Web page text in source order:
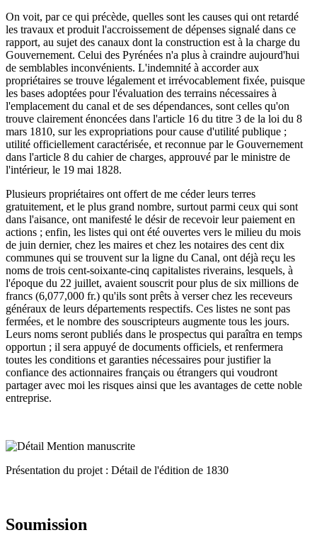
On voit, par ce qui précède, quelles sont les causes qui ont retardé
les travaux et produit l'accroissement de dépenses signalé dans ce
rapport, au sujet des canaux dont la construction est à la charge du
Gouvernement. Celui des Pyrénées n'a plus à craindre aujourd'hui
de semblables inconvénients. L'indemnité à accorder aux
propriétaires se trouve légalement et irrévocablement fixée, puisque
les bases adoptées pour l'évaluation des terrains nécessaires à
l'emplacement du canal et de ses dépendances, sont celles qu'on
trouve clairement énoncées dans l'article 16 du titre 3 de la loi du 8
mars 1810, sur les expropriations pour cause d'utilité publique ;
utilité officiellement caractérisée, et reconnue par le Gouvernement
dans l'article 8 du cahier de charges, approuvé par le ministre de
l'intérieur, le 19 mai 1828.
Plusieurs propriétaires ont offert de me céder leurs terres
gratuitement, et le plus grand nombre, surtout parmi ceux qui sont
dans l'aisance, ont manifesté le désir de recevoir leur paiement en
actions ; enfin, les listes qui ont été ouvertes vers le milieu du mois
de juin dernier, chez les maires et chez les notaires des cent dix
communes qui se trouvent sur la ligne du Canal, ont déjà reçu les
noms de trois cent-soixante-cinq capitalistes riverains, lesquels, à
l'époque du 22 juillet, avaient souscrit pour plus de six millions de
francs (6,077,000 fr.) qu'ils sont prêts à verser chez les receveurs
généraux de leurs départements respectifs. Ces listes ne sont pas
fermées, et le nombre des souscripteurs augmente tous les jours.
Leurs noms seront publiés dans le prospectus qui paraîtra en temps
opportun ; il sera appuyé de documents officiels, et renfermera
toutes les conditions et garanties nécessaires pour justifier la
confiance des actionnaires français ou étrangers qui voudront
partager avec moi les risques ainsi que les avantages de cette noble
entreprise.
Présentation du projet : Détail de l'édition de 1830
Soumission